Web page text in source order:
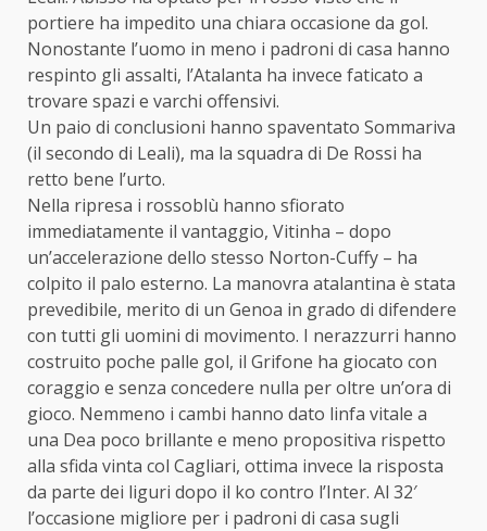
portiere ha impedito una chiara occasione da gol.
Nonostante l’uomo in meno i padroni di casa hanno
respinto gli assalti, l’Atalanta ha invece faticato a
trovare spazi e varchi offensivi.
Un paio di conclusioni hanno spaventato Sommariva
(il secondo di Leali), ma la squadra di De Rossi ha
retto bene l’urto.
Nella ripresa i rossoblù hanno sfiorato
immediatamente il vantaggio, Vitinha – dopo
un’accelerazione dello stesso Norton-Cuffy – ha
colpito il palo esterno. La manovra atalantina è stata
prevedibile, merito di un Genoa in grado di difendere
con tutti gli uomini di movimento. I nerazzurri hanno
costruito poche palle gol, il Grifone ha giocato con
coraggio e senza concedere nulla per oltre un’ora di
gioco. Nemmeno i cambi hanno dato linfa vitale a
una Dea poco brillante e meno propositiva rispetto
alla sfida vinta col Cagliari, ottima invece la risposta
da parte dei liguri dopo il ko contro l’Inter. Al 32′
l’occasione migliore per i padroni di casa sugli